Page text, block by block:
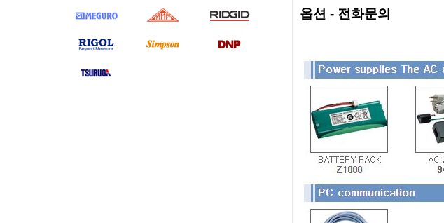
옵션 - 전화문의